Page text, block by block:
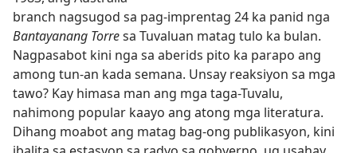
branch nagsugod sa pag-imprentag 24 ka panid nga
Bantayanang Torresa Tuvaluan matag tulo ka bulan.
Nagpasabot kini nga sa aberids pito ka parapo ang
among tun-an kada semana. Unsay reaksiyon sa mga
tawo? Kay himasa man ang mga taga-Tuvalu,
nahimong popular kaayo ang atong mga literatura.
Dihang moabot ang matag bag-ong publikasyon, kini